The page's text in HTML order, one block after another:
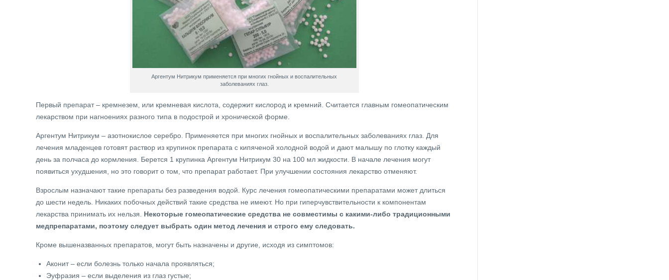
Аргентум Нитрикум применяется при многих гнойных и воспалительных
заболеваниях глаз.
Первый препарат – кремнезем, или кремневая кислота, содержит кислород и кремний. Считается главным гомеопатическим
лекарством при нагноениях разного типа в подострой и хронической форме.
Аргентум Нитрикум – азотнокислое серебро. Применяется при многих гнойных и воспалительных заболеваниях глаз. Для
лечения младенцев готовят раствор из крупинок препарата с кипяченой холодной водой и дают малышу по глотку каждый
день за полчаса до кормления. Берется 1 крупинка Аргентум Нитрикум 30 на 100 мл жидкости. В начале лечения могут
появиться ухудшения, но это говорит о том, что препарат работает. При улучшении состояния лекарство отменяют.
Взрослым назначают такие препараты без разведения водой. Курс лечения гомеопатическими препаратами может длиться
до шести недель. Никаких побочных действий такие средства не имеют. Но при гиперчувствительности к компонентам
лекарства принимать их нельзя. Некоторые гомеопатические средства не совместимы с какими-либо традиционными
медпрепаратами, поэтому следует выбрать один метод лечения и строго ему следовать.
Кроме вышеназванных препаратов, могут быть назначены и другие, исходя из симптомов:
Аконит – если болезнь только начала проявляться;
Эуфразия – если выделения из глаз густые;